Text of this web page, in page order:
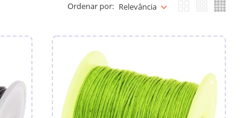
Ordenar por: Relevância